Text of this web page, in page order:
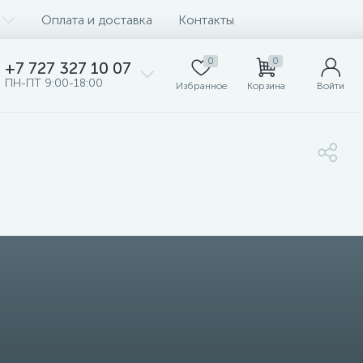
Оплата и доставка Контакты
+7 727 327 10 07
ПН-ПТ 9:00-18:00
0
Избранное
0
Корзина Войти